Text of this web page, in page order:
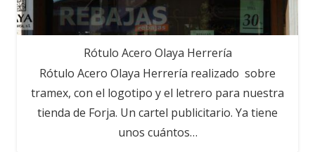
Rótulo Acero Olaya Herrería
Rótulo Acero Olaya Herrería realizado sobre
tramex, con el logotipo y el letrero para nuestra
tienda de Forja. Un cartel publicitario. Ya tiene
unos cuántos…